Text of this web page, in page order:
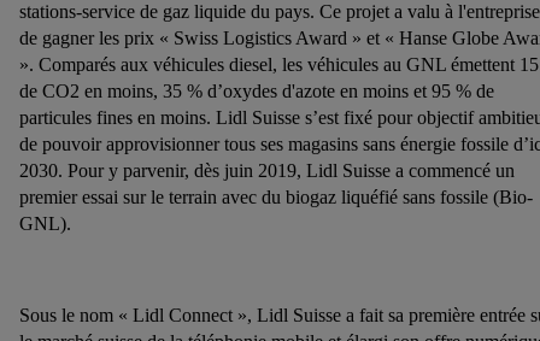
stations-service de gaz liquide du pays. Ce projet a valu à l'entreprise
de gagner les prix « Swiss Logistics Award » et « Hanse Globe
». Comparés aux véhicules diesel, les véhicules au GNL émettent
de CO2 en moins, 35 % d’oxydes d'azote en moins et 95 % de
particules fines en moins. Lidl Suisse s’est fixé pour objectif
de pouvoir approvisionner tous ses magasins sans énergie fossile
2030. Pour y parvenir, dès juin 2019, Lidl Suisse a commencé un
premier essai sur le terrain avec du biogaz liquéfié sans fossile (Bio-
GNL).
Sous le nom « Lidl Connect », Lidl Suisse a fait sa première entrée